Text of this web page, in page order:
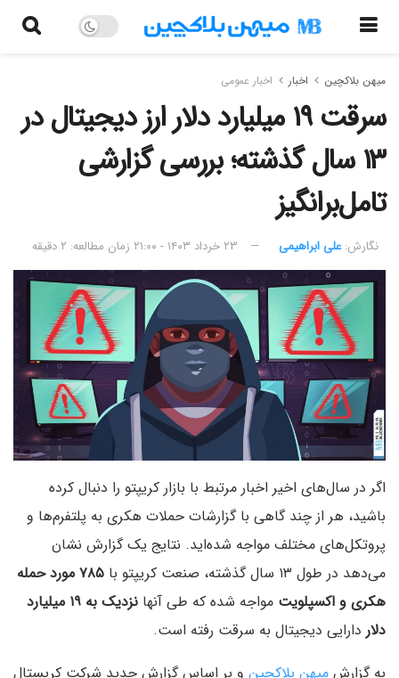
میهن بلاکچین اخبار اخبار عمومی
سرقت ۱۹ میلیارد دلار ارز دیجیتال در
۱۳ سال گذشته؛ بررسی گزارشی
تامل‌برانگیز
نگارش:‌ علی ابراهیمی ۲۳ خرداد ۱۴۰۳ - ۲۱:۰۰ زمان مطالعه: ۲ دقیقه
اگر در سال‌های اخیر اخبار مرتبط با بازار کریپتو را دنبال کرده
باشید، هر از چند گاهی با گزارشات حملات هکری به پلتفرم‌ها و
پروتکل‌های مختلف مواجه شده‌اید. نتایج یک گزارش نشان
می‌دهد در طول ۱۳ سال گذشته، صنعت کریپتو با
۷۸۵ مورد حمله
هکری و اکسپلویت مواجه شده که طی آنها
نزدیک به ۱۹ میلیارد
دلاردارایی دیجیتال به سرقت رفته است.
به گزارش میهن بلاکچین و بر اساس گزارش جدید شرکت کریستال